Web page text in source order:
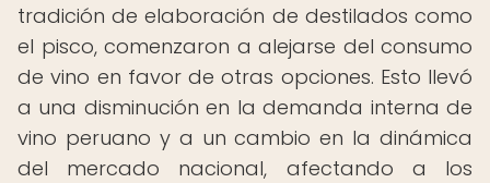
tradición de elaboración de destilados como
el pisco, comenzaron a alejarse del consumo
de vino en favor de otras opciones. Esto llevó
a una disminución en la demanda interna de
vino peruano y a un cambio en la dinámica
del mercado nacional, afectando a los